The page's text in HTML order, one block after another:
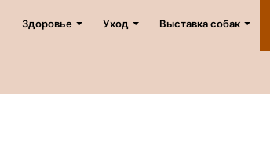
Здоровье Уход Выставка собак